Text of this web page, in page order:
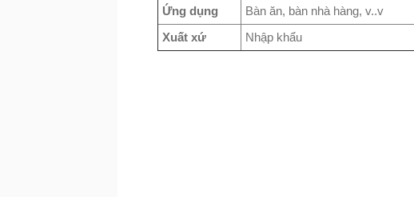
Ứng dụng
Bàn ăn, bàn nhà hàng, v..v
Xuất xứ
Nhập khẩu